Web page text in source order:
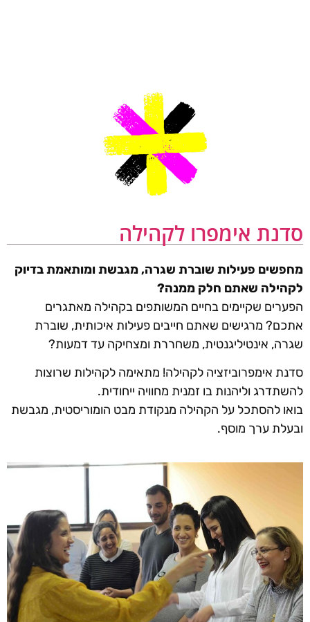
סדנת אימפרו לקהילה
מחפשים פעילות שוברת שגרה, מגבשת ומותאמת בדיוק
לקהילה שאתם חלק ממנה?
הפערים שקיימים בחיים המשותפים בקהילה מאתגרים
אתכם? מרגישים שאתם חייבים פעילות איכותית, שוברת
שגרה, אינטיליגנטית, משחררת ומצחיקה עד דמעות?
סדנת אימפרוביזציה לקהילה! מתאימה לקהילות שרוצות
להשתדרג וליהנות בו זמנית מחוויה ייחודית.
בואו להסתכל על הקהילה מנקודת מבט הומוריסטית, מגבשת
ובעלת ערך מוסף.